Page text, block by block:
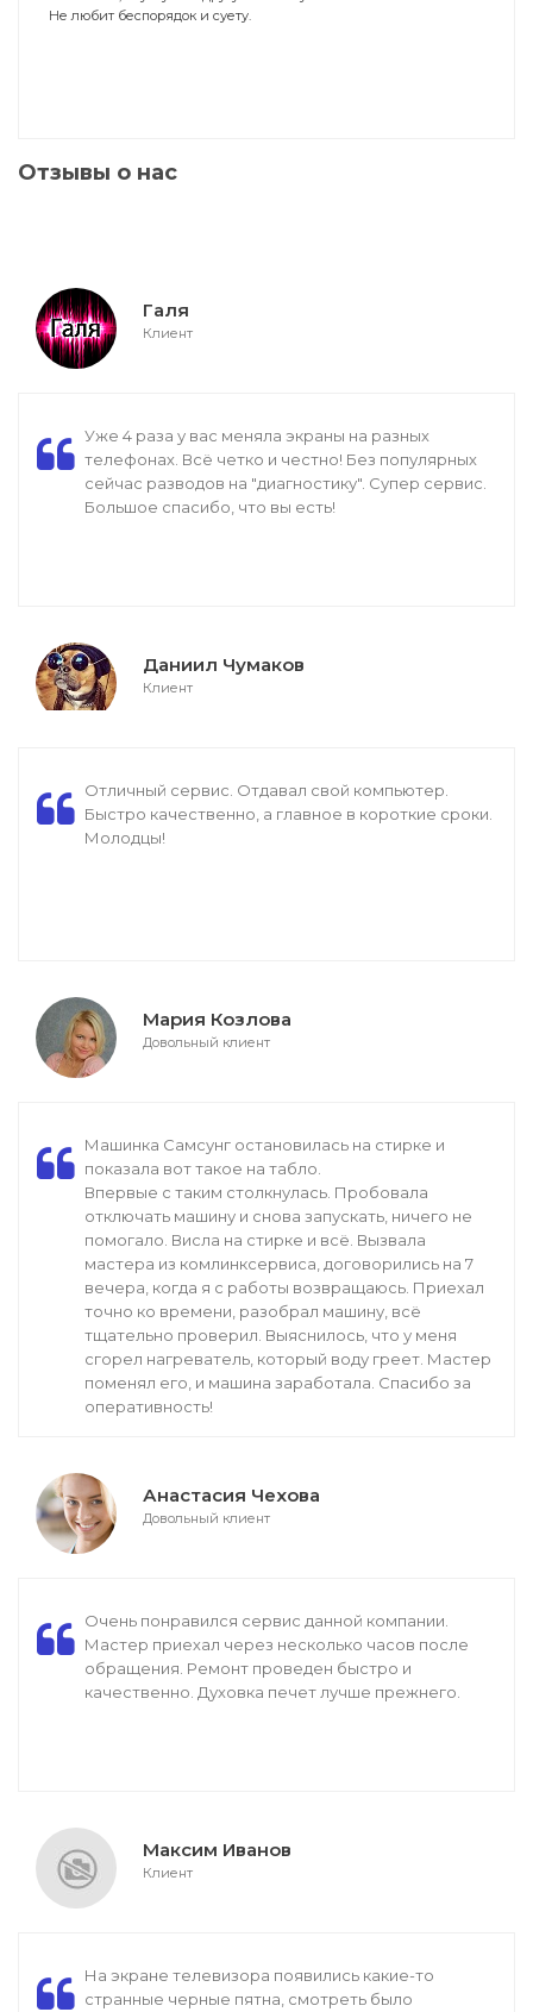
Не любит беспорядок и суету.
Отзывы о нас
Галя
Клиент
Уже 4 раза у вас меняла экраны на разных
телефонах. Всё четко и честно! Без популярных
сейчас разводов на "диагностику". Супер сервис.
Большое спасибо, что вы есть!
Даниил Чумаков
Клиент
Отличный сервис. Отдавал свой компьютер.
Быстро качественно, а главное в короткие сроки.
Молодцы!
Мария Козлова
Довольный клиент
Машинка Самсунг остановилась на стирке и
показала вот такое на табло.
Впервые с таким столкнулась. Пробовала
отключать машину и снова запускать, ничего не
помогало. Висла на стирке и всё. Вызвала
мастера из комлинксервиса, договорились на 7
вечера, когда я с работы возвращаюсь. Приехал
точно ко времени, разобрал машину, всё
тщательно проверил. Выяснилось, что у меня
сгорел нагреватель, который воду греет. Мастер
поменял его, и машина заработала. Спасибо за
оперативность!
Анастасия Чехова
Довольный клиент
Очень понравился сервис данной компании.
Мастер приехал через несколько часов после
обращения. Ремонт проведен быстро и
качественно. Духовка печет лучше прежнего.
Максим Иванов
Клиент
На экране телевизора появились какие-то
странные черные пятна, смотреть было